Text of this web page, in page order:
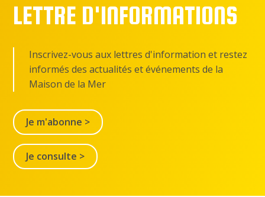
LETTRE D'INFORMATIONS
Inscrivez-vous aux lettres d'information et restez
informés des actualités et événements de la
Maison de la Mer
Je m'abonne >
Je consulte >